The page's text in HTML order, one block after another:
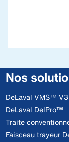
Nos
DeLaval VMS™
DeLaval DelPro™
Traite
Faisceau trayeur